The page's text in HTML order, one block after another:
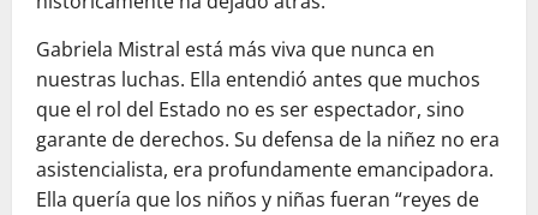
Gabriela Mistral está más viva que nunca en
nuestras luchas. Ella entendió antes que muchos
que el rol del Estado no es ser espectador, sino
garante de derechos. Su defensa de la niñez no era
asistencialista, era profundamente emancipadora.
Ella quería que los niños y niñas fueran “reyes de